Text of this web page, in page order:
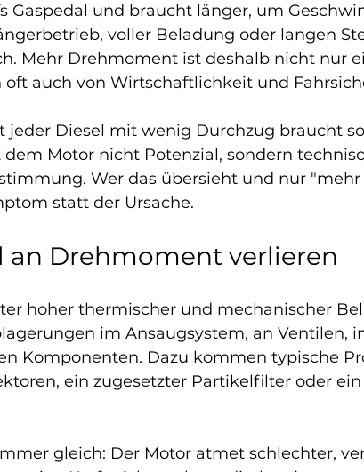
Gaspedal und braucht länger, um
voller Beladung oder langen
Mehr Drehmoment ist deshalb nicht nur
oft auch von Wirtschaftlichkeit und
jeder Diesel mit wenig Durchzug braucht
Motor nicht Potenzial, sondern
Wer das übersieht und nur
statt der Ursache.
an Drehmoment verlieren
hoher thermischer und mechanischer
im Ansaugsystem, an Ventilen,
Komponenten. Dazu kommen typische
ein zugesetzter Partikelfilter oder ein
gleich: Der Motor atmet schlechter,